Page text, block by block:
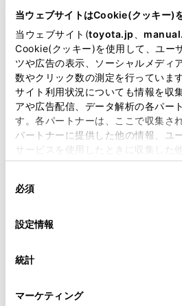
当ウェブサイトはCookie(クッキー)
当ウェブサイト(toyota.jp
Cookie(クッキー)を使用して、ユー
ツや広告の表示、ソーシャルメディ
数やクリック数の測定を行っていま
サイト利用状況についても情報を収
アや広告配信、データ解析の各パー
す。各パートナーは、ここで収集さ
パートナーに提供した他の情報、ユ
サービスを使用したときに収集した
使用することがあります。当ウェブ
デバイスにすべてのCookie(クッキー
意したことになります。Cookie(ク
設定の変更、同意を撤回したりする
「Cookie（クッキー）情報の取り扱
必須
設定情報
統計
マーケティング
プリウス Z
2000cc
2WD FF
アッシュ
6